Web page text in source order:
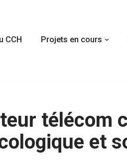
CCH Projets en cours
télécom
et